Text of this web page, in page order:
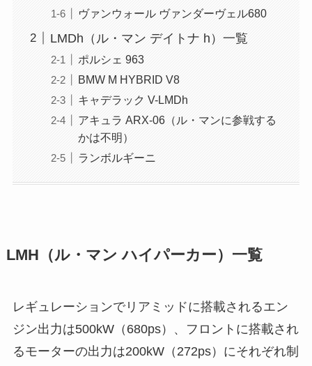
ヴァンウォール ヴァンダーヴェル680
LMDh（ル・マン デイトナ h）一覧
ポルシェ 963
BMW M HYBRID V8
キャデラック V-LMDh
アキュラ ARX-06（ル・マンに参戦する
かは不明）
ランボルギーニ
LMH（ル・マン ハイパーカー）一覧
レギュレーションでリアミッドに搭載されるエン
ジン出力は500kW（680ps）、フロントに搭載され
るモーターの出力は200kW（272ps）にそれぞれ制